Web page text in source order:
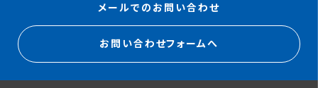
メールでのお問い合わせ
お問い合わせフォームへ